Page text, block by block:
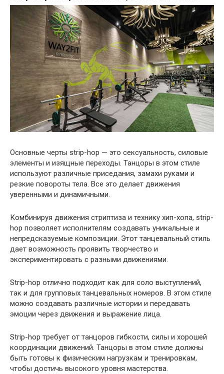
Основные черты strip-hop — это сексуальность, силовые
элементы и изящные переходы. Танцоры в этом стиле
используют различные приседания, замахи руками и
резкие повороты тела. Все это делает движения
уверенными и динамичными.
Комбинируя движения стриптиза и технику хип-хопа, strip-
hop позволяет исполнителям создавать уникальные и
непредсказуемые композиции. Этот танцевальный стиль
дает возможность проявить творчество и
экспериментировать с разными движениями.
Strip-hop отлично подходит как для соло выступлений,
так и для групповых танцевальных номеров. В этом стиле
можно создавать различные истории и передавать
эмоции через движения и выражение лица.
Strip-hop требует от танцоров гибкости, силы и хорошей
координации движений. Танцоры в этом стиле должны
быть готовы к физическим нагрузкам и тренировкам,
чтобы достичь высокого уровня мастерства.